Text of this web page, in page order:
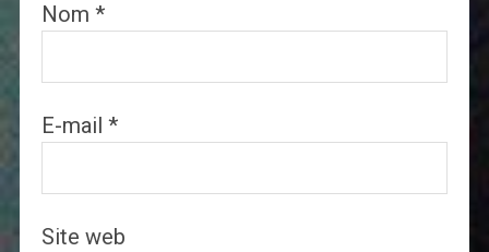
Nom *
E-mail *
Site web